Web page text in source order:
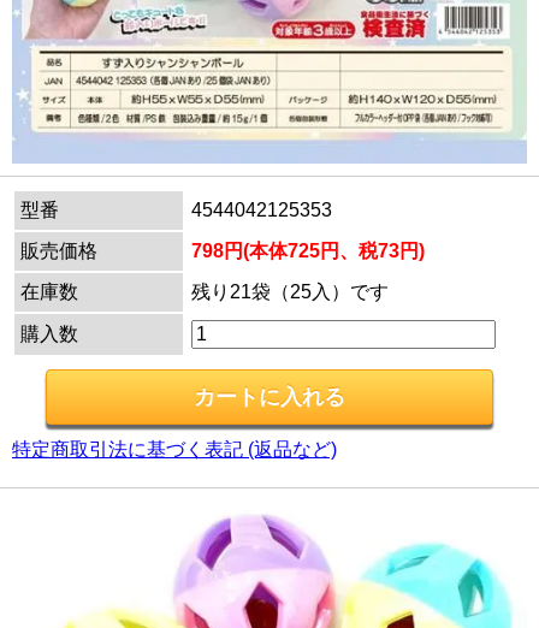
型番
4544042125353
販売価格
798円(本体725円、税73円)
在庫数
残り21袋（25入）です
購入数
特定商取引法に基づく表記 (返品など)